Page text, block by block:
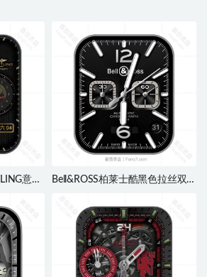
意大
Bell&ROSS柏莱士酷黑色拉丝双
盘.clock&clcok2